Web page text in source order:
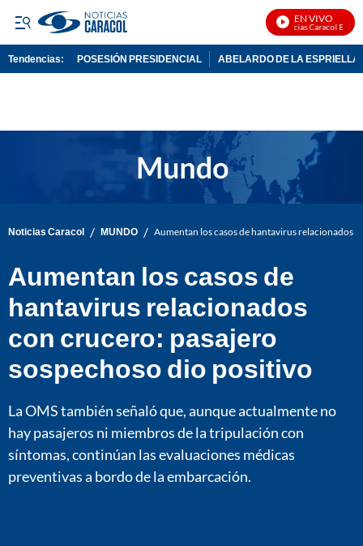
EN VIVO
Noticias Caracol En Vivo
Tendencias: POSESIÓN PRESIDENCIAL ABELARDO DE LA ESPRIELLA
Noticias Caracol / MUNDO / Aumentan los casos de hantavirus relacionados
Aumentan los casos de
hantavirus relacionados
con crucero: pasajero
sospechoso dio positivo
La OMS también señaló que, aunque actualmente no
hay pasajeros ni miembros de la tripulación con
síntomas, continúan las evaluaciones médicas
preventivas a bordo de la embarcación.